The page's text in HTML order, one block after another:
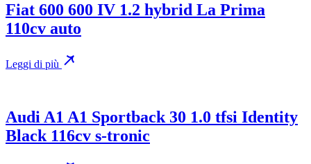
Fiat 600 600 IV 1.2 hybrid La Prima
110cv auto
Leggi di più
Audi A1 A1 Sportback 30 1.0 tfsi Identity
Black 116cv s-tronic